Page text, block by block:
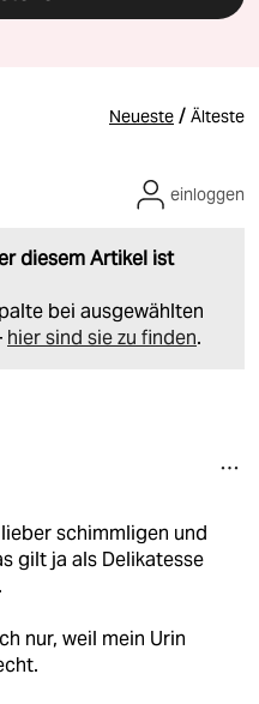
Neueste / Älteste
diesem Artikel ist
bei ausgewählten
hier sind sie zu finden.
einloggen
schimmligen und
gilt ja als Delikatesse
nur, weil mein Urin